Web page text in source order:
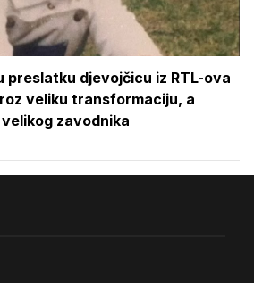
preslatku djevojčicu iz RTL-ova
veliku transformaciju, a
zavodnika